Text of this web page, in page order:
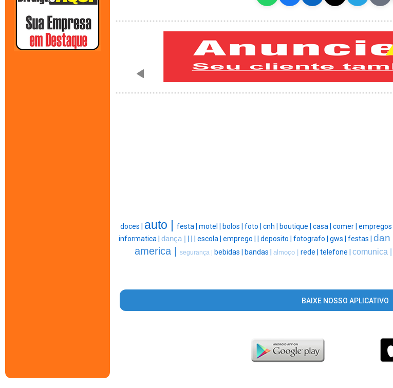
doces | auto | festa | motel | bolos | foto | cnh | boutique | casa | comer | empregos |
informatica | dança | escola | emprego | deposito | fotografo | gws | festas | dan |
america | segurança | bebidas | bandas | almoço | rede | telefone | comunica |
BAIXE NOSSO APLICATIVO